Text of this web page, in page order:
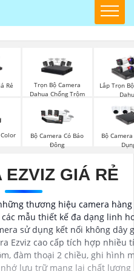
Rẻ
Trọn Bộ Camera
Dahua Chống Trộm
Lắp Trọn
Bộ Camera Có Báo
Đông
Bộ
EZVIZ GIÁ RẺ
thương hiệu camera
mẫu thiết kế đa dạng linh
sử dụng kết nối không dây
Ezviz cao cấp tích hợp nhiều
đàm thoại 2 chiều, ghi hình
lưu trữ mang lại chất